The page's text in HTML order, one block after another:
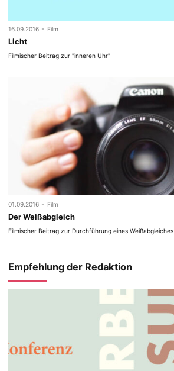
16.09.2016 - Film
Licht
Filmischer Beitrag zur "inneren Uhr"
01.09.2016 - Film
Der Weißabgleich
Filmischer Beitrag zur Durchführung eines Weißabgleiches
Empfehlung der Redaktion